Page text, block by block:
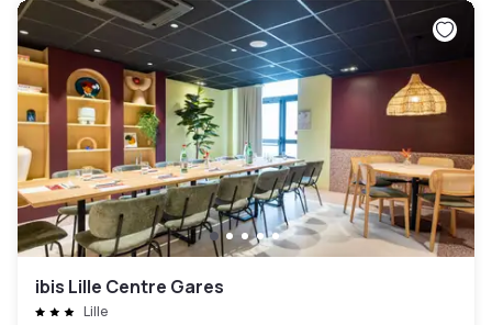
ibis Lille Centre Gares
Lille